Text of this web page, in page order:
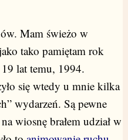
Mam świeżo w
tako pamiętam rok
lat temu, 1994.
się wtedy u mnie kilka
wydarzeń. Są pewne
wiosnę brałem udział w